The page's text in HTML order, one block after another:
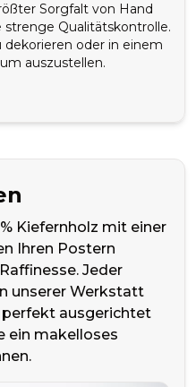
Sorgfalt von Hand
Qualitätskontrolle.
oder in einem
auszustellen.
Kiefernholz mit einer
Ihren Postern
Jeder
unserer Werkstatt
ausgerichtet
ein makelloses